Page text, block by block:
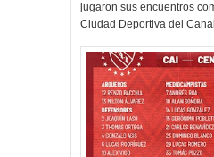
jugaron sus encuentros
Ciudad Deportiva del